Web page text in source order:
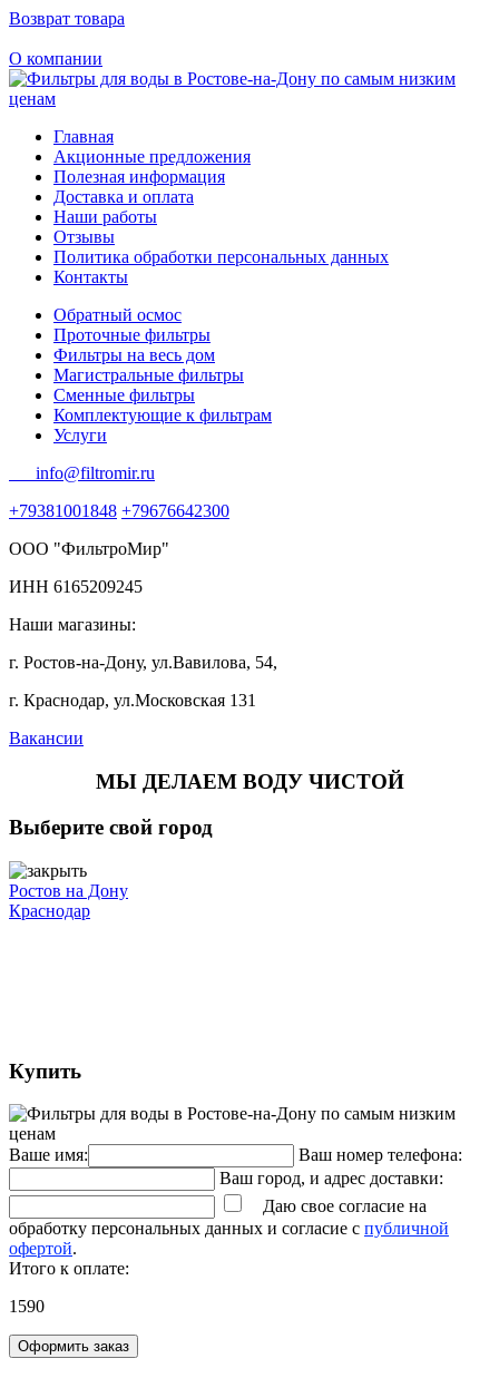
Возврат товара
О компании
Главная
Акционные предложения
Полезная информация
Доставка и оплата
Наши работы
Отзывы
Политика обработки персональных данных
Контакты
Обратный осмос
Проточные фильтры
Фильтры на весь дом
Магистральные фильтры
Сменные фильтры
Комплектующие к фильтрам
Услуги
info@filtromir.ru
+79381001848 +79676642300
ООО "ФильтроМир"
ИНН 6165209245
Наши магазины:
г. Ростов-на-Дону, ул.Вавилова, 54,
г. Краснодар, ул.Московская 131
Вакансии
МЫ ДЕЛАЕМ ВОДУ ЧИСТОЙ
Выберите свой город
Ростов на Дону
Краснодар
Купить
Ваше имя:
Ваш номер телефона:
Ваш город, и адрес доставки:
Даю свое согласие на
обработку персональных данных и согласие с публичной
офертой.
Итого к оплате:
1590
Оформить заказ